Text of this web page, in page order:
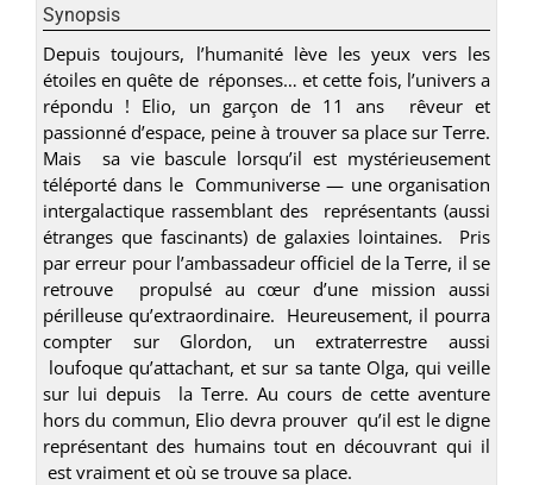
Synopsis
Depuis toujours, l’humanité lève les yeux vers les
étoiles en quête de réponses… et cette fois, l’univers a
répondu ! Elio, un garçon de 11 ans rêveur et
passionné d’espace, peine à trouver sa place sur Terre.
Mais sa vie bascule lorsqu’il est mystérieusement
téléporté dans le Communiverse — une organisation
intergalactique rassemblant des représentants (aussi
étranges que fascinants) de galaxies lointaines. Pris
par erreur pour l’ambassadeur officiel de la Terre, il se
retrouve propulsé au cœur d’une mission aussi
périlleuse qu’extraordinaire. Heureusement, il pourra
compter sur Glordon, un extraterrestre aussi
loufoque qu’attachant, et sur sa tante Olga, qui veille
sur lui depuis la Terre. Au cours de cette aventure
hors du commun, Elio devra prouver qu’il est le digne
représentant des humains tout en découvrant qui il
est vraiment et où se trouve sa place.